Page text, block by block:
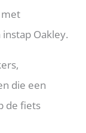
met
Oakley.
die een
de fiets